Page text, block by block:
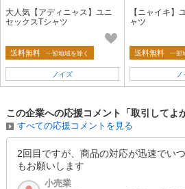
大人気【アディニャス】ユニ
セックスTシャツ
送料無料 一部地域を除く
ノイズ
【ニャイキ】
ャツ
送料無料 一部
この企業への応援コメント「取引してよ
すべての応援コメントを見る
2回目ですが、商品の対応が迅速でい
もお願いします
小売業